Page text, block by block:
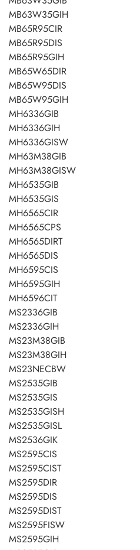
MB63W35GIH
MB65R95CIR
MB65R95DIS
MB65R95GIH
MB65W65DIR
MB65W95DIS
MB65W95GIH
MH6336GIB
MH6336GIH
MH6336GISW
MH63M38GIB
MH63M38GISW
MH6535GIB
MH6535GIS
MH6565CIR
MH6565CPS
MH6565DIRT
MH6565DIS
MH6595CIS
MH6595GIH
MH6596CIT
MS2336GIB
MS2336GIH
MS23M38GIB
MS23M38GIH
MS23NECBW
MS2535GIB
MS2535GIS
MS2535GISH
MS2535GISL
MS2536GIK
MS2595CIS
MS2595CIST
MS2595DIR
MS2595DIS
MS2595DIST
MS2595FISW
MS2595GIH